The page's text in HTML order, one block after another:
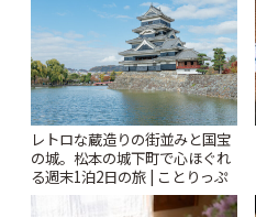
レトロな蔵造りの街並みと国宝
の城。松本の城下町で心ほぐれ
る週末1泊2日の旅 | ことりっぷ